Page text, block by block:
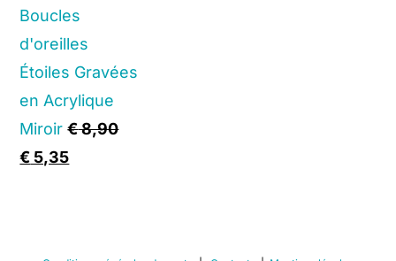
Boucles
d'oreilles
Étoiles Gravées
en Acrylique
Miroir €8,90
Original
€ 5,35Current